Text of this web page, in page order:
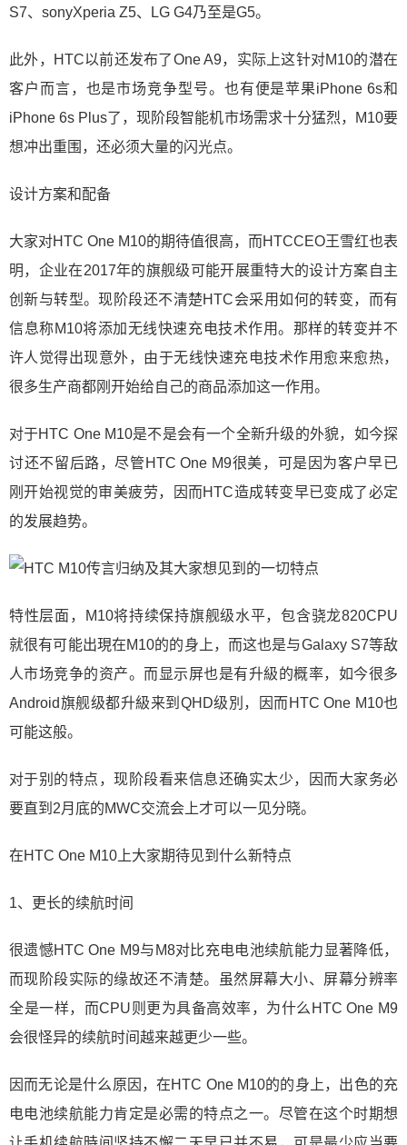
S7、sonyXperia Z5、LG G4乃至是G5。
此外，HTC以前还发布了One A9，实际上这针对M10的潜在
客户而言，也是市场竞争型号。也有便是苹果iPhone 6s和
iPhone 6s Plus了，现阶段智能机市场需求十分猛烈，M10要
想冲出重围，还必须大量的闪光点。
设计方案和配备
大家对HTC One M10的期待值很高，而HTCCEO王雪红也表
明，企业在2017年的旗舰级可能开展重特大的设计方案自主
创新与转型。现阶段还不清楚HTC会采用如何的转变，而有
信息称M10将添加无线快速充电技术作用。那样的转变并不
许人觉得出现意外，由于无线快速充电技术作用愈来愈热，
很多生产商都刚开始给自己的商品添加这一作用。
对于HTC One M10是不是会有一个全新升级的外貌，如今探
讨还不留后路，尽管HTC One M9很美，可是因为客户早已
刚开始视觉的审美疲劳，因而HTC造成转变早已变成了必定
的发展趋势。
特性层面，M10将持续保持旗舰级水平，包含骁龙820CPU
就很有可能出現在M10的的身上，而这也是与Galaxy S7等敌
人市场竞争的资产。而显示屏也是有升級的概率，如今很多
Android旗舰级都升級来到QHD级別，因而HTC One M10也
可能这般。
对于别的特点，现阶段看来信息还确实太少，因而大家务必
要直到2月底的MWC交流会上才可以一见分晓。
在HTC One M10上大家期待见到什么新特点
1、更长的续航时间
很遗憾HTC One M9与M8对比充电电池续航能力显著降低，
而现阶段实际的缘故还不清楚。虽然屏幕大小、屏幕分辨率
全是一样，而CPU则更为具备高效率，为什么HTC One M9
会很怪异的续航时间越来越更少一些。
因而无论是什么原因，在HTC One M10的的身上，出色的充
电电池续航能力肯定是必需的特点之一。尽管在这个时期想